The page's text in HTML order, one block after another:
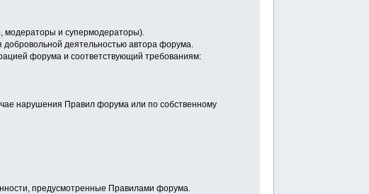
модераторы и супермодераторы).
деятельностью автора форума.
форума и соответствующий требованиям:
нарушения Правил форума или по собственному
предусмотренные Правилами форума.